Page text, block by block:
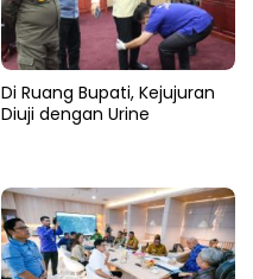
Di Ruang Bupati, Kejujuran
Diuji dengan Urine